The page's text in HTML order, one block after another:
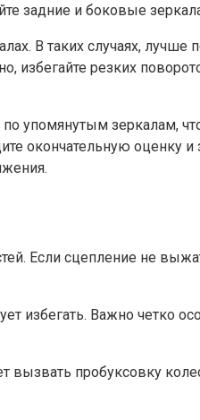
и боковые
В таких случаях, лучше
избегайте резких
упомянутым зеркалам,
окончательную оценку
Если сцепление не
избегать. Важно четко
пробуксовку